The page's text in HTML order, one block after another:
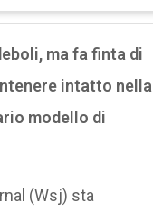
ma fa finta di
intatto nella
modello di
(Wsj) sta